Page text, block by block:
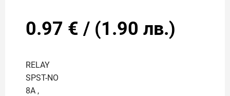
0.97 € / (1.90 лв.)
RELAY
SPST-NO
8A ,